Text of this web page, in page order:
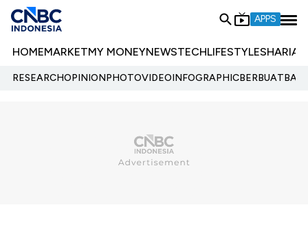
APPS
HOMEMARKETMY MONEYNEWSTECHLIFESTYLESHARIA
RESEARCHOPINIONPHOTOVIDEOINFOGRAPHIC